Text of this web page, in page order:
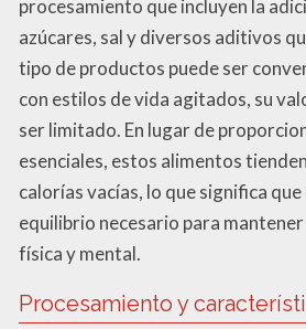
procesamiento que incluyen la
azúcares, sal y diversos aditivos
tipo de productos puede ser
con estilos de vida agitados, su
ser limitado. En lugar de
esenciales, estos alimentos
calorías vacías, lo que significa
equilibrio necesario para mantener
física y mental.
Procesamiento y